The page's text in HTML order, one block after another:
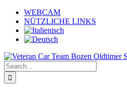
Skip
content
WEBCAM
NÜTZLICHE LINKS
Search
for: